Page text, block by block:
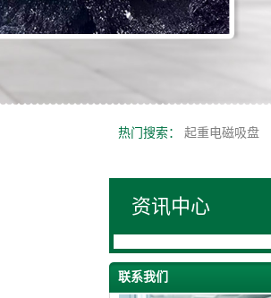
热门搜索： 起重电磁吸盘
资讯中心
联系我们